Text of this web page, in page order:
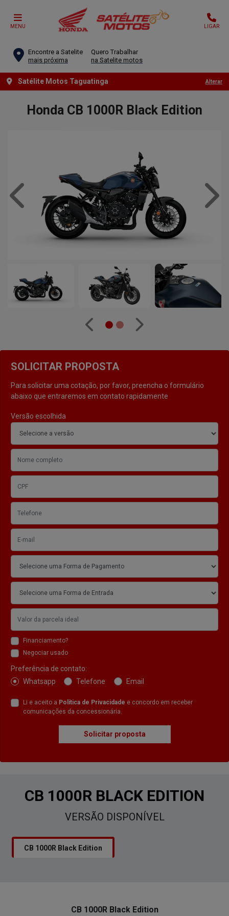
MENU LIGAR
Encontre a Satelite
mais próxima
Quero Trabalhar
na Satelite motos
Satélite Motos Taguatinga Alterar
Honda CB 1000R Black Edition
SOLICITAR PROPOSTA
Para solicitar uma cotação, por favor, preencha o formulário
abaixo que entraremos em contato rapidamente
Versão escolhida
Financiamento?
Negociar usado
Preferência de contato:
Whatsapp
Telefone Email
Li e aceito a Política de Privacidade e concordo em receber
comunicações da concessionária.
Solicitar proposta
Anterior
Anterior Próximo
CB 1000R BLACK EDITION
VERSÃO DISPONÍVEL
CB 1000R Black Edition
CB 1000R Black Edition